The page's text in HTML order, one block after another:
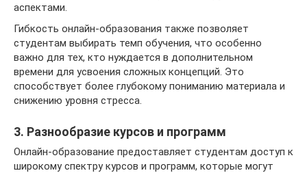
аспектами.
Гибкость онлайн-образования также позволяет
студентам выбирать темп обучения, что особенно
важно для тех, кто нуждается в дополнительном
времени для усвоения сложных концепций. Это
способствует более глубокому пониманию материала и
снижению уровня стресса.
3. Разнообразие курсов и программ
Онлайн-образование предоставляет студентам доступ к
широкому спектру курсов и программ, которые могут